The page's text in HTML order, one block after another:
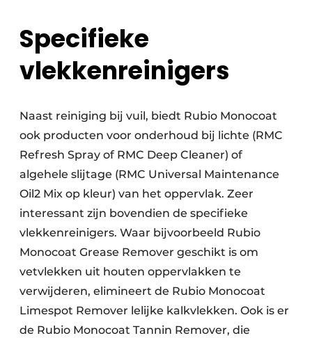
Specifieke
vlekkenreinigers
Naast reiniging bij vuil, biedt Rubio Monocoat
ook producten voor onderhoud bij lichte (RMC
Refresh Spray of RMC Deep Cleaner) of
algehele slijtage (RMC Universal Maintenance
Oil2 Mix op kleur) van het oppervlak. Zeer
interessant zijn bovendien de specifieke
vlekkenreinigers. Waar bijvoorbeeld Rubio
Monocoat Grease Remover geschikt is om
vetvlekken uit houten oppervlakken te
verwijderen, elimineert de Rubio Monocoat
Limespot Remover lelijke kalkvlekken. Ook is er
de Rubio Monocoat Tannin Remover, die